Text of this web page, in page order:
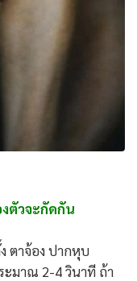
ตัวจะกัดกัน
ตาจ้อง ปากหุบ
ะมาณ 2-4 วินาที ถ้า